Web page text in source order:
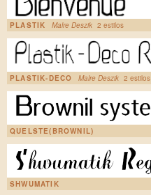
PLASTIK Malre Deszik 2 estilos
PLASTIK-DECO Malre Deszik 2 estilos
QUELSTE(BROWNIL)
SHWUMATIK